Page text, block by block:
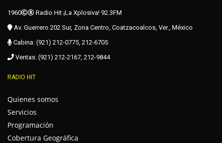
1960
Radio Hit ¡La Xplosiva! 92.3FM
Av. Guerrero 202 Sur, Zona Centro, Coatzacoalcos, Ver., México
Cabina: (921) 212-0775, 212-6705
Ventas: (921) 212-2167, 212-9844
RADIO HIT
Quienes somos
Servicios
Programación
Cobertura Geográfica